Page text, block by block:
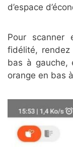
d’espace
Pour scanner
fidélité, rendez
bas à gauche,
orange en bas